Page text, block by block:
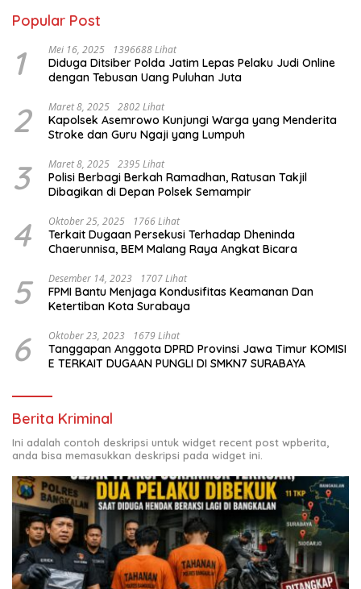
Popular Post
1 Mei 16, 2025 1396688 Lihat
Diduga Ditsiber Polda Jatim Lepas Pelaku Judi Online
dengan Tebusan Uang Puluhan Juta
2 Maret 8, 2025 2802 Lihat
Kapolsek Asemrowo Kunjungi Warga yang Menderita
Stroke dan Guru Ngaji yang Lumpuh
3 Maret 8, 2025 2395 Lihat
Polisi Berbagi Berkah Ramadhan, Ratusan Takjil
Dibagikan di Depan Polsek Semampir
4 Oktober 25, 2025 1766 Lihat
Terkait Dugaan Persekusi Terhadap Dheninda
Chaerunnisa, BEM Malang Raya Angkat Bicara
5 Desember 14, 2023 1707 Lihat
FPMI Bantu Menjaga Kondusifitas Keamanan Dan
Ketertiban Kota Surabaya
6 Oktober 23, 2023 1679 Lihat
Tanggapan Anggota DPRD Provinsi Jawa Timur KOMISI
E TERKAIT DUGAAN PUNGLI DI SMKN7 SURABAYA
Berita Kriminal
Ini adalah contoh deskripsi untuk widget recent post wpberita,
anda bisa memasukkan deskripsi pada widget ini.